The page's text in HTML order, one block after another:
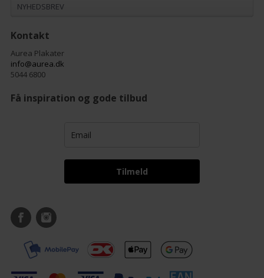
NYHEDSBREV
Kontakt
Aurea Plakater
info@aurea.dk
5044 6800
Få inspiration og gode tilbud
Tilmeld